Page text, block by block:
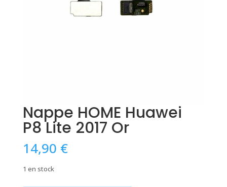
Nappe HOME Huawei
P8 Lite 2017 Or
14,90 €
1 en stock